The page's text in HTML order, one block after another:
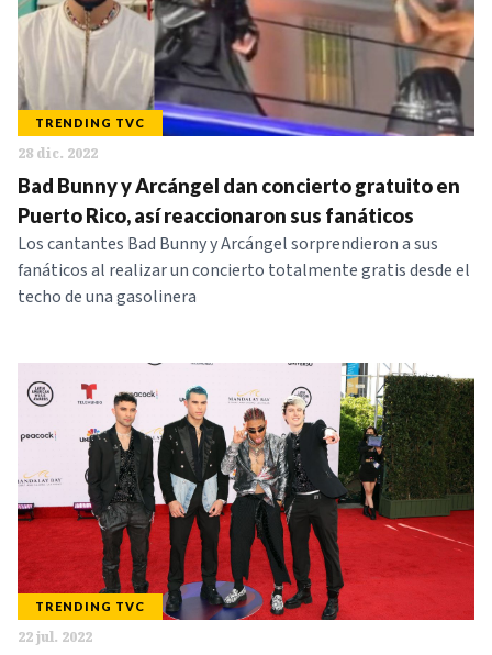
TRENDING TVC
28 dic. 2022
Bad Bunny y Arcángel dan concierto gratuito en
Puerto Rico, así reaccionaron sus fanáticos
Los cantantes Bad Bunny y Arcángel sorprendieron a sus
fanáticos al realizar un concierto totalmente gratis desde el
techo de una gasolinera
TRENDING TVC
22 jul. 2022